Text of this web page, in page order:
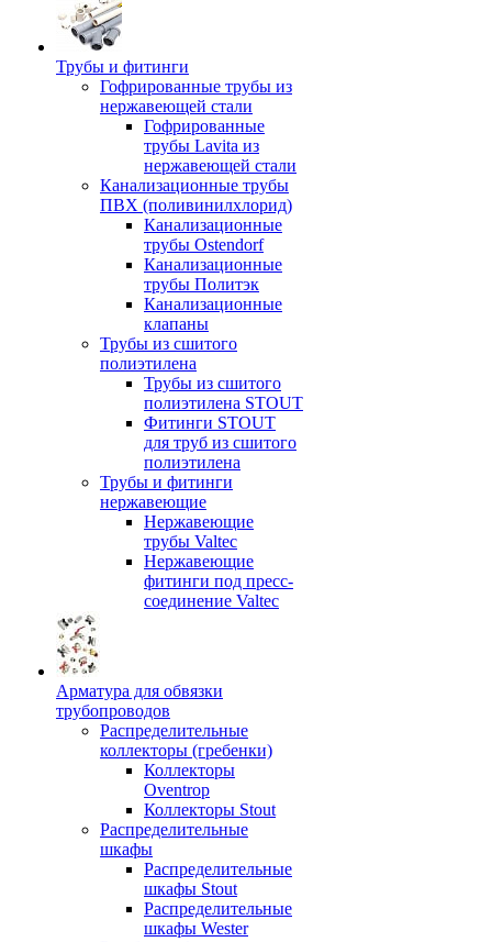
Трубы и фитинги
Гофрированные трубы из
нержавеющей стали
Гофрированные
трубы Lavita из
нержавеющей стали
Канализационные трубы
ПВХ (поливинилхлорид)
Канализационные
трубы Ostendorf
Канализационные
трубы Политэк
Канализационные
клапаны
Трубы из сшитого
полиэтилена
Трубы из сшитого
полиэтилена STOUT
Фитинги STOUT
для труб из сшитого
полиэтилена
Трубы и фитинги
нержавеющие
Нержавеющие
трубы Valtec
Нержавеющие
фитинги под пресс-
соединение Valtec
Арматура для обвязки
трубопроводов
Распределительные
коллекторы (гребенки)
Коллекторы
Oventrop
Коллекторы Stout
Распределительные
шкафы
Распределительные
шкафы Stout
Распределительные
шкафы Wester